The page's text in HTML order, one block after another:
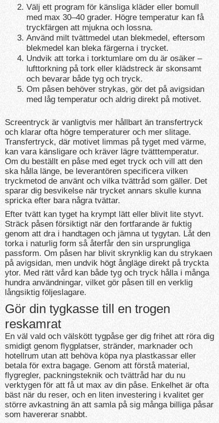
Välj ett program för känsliga kläder eller bomull
med max 30–40 grader. Högre temperatur kan få
tryckfärgen att mjukna och lossna.
Använd milt tvättmedel utan blekmedel, eftersom
blekmedel kan bleka färgerna i trycket.
Undvik att torka i torktumlare om du är osäker –
lufttorkning på tork eller klädstreck är skonsamt
och bevarar både tyg och tryck.
Om påsen behöver strykas, gör det på avigsidan
med låg temperatur och aldrig direkt på motivet.
Screentryck är vanligtvis mer hållbart än transfertryck
och klarar ofta högre temperaturer och mer slitage.
Transfertryck, där motivet limmas på tyget med värme,
kan vara känsligare och kräver lägre tvätttemperatur.
Om du beställt en påse med eget tryck och vill att den
ska hålla länge, be leverantören specificera vilken
tryckmetod de använt och vilka tvättråd som gäller. Det
sparar dig besvikelse när trycket annars skulle kunna
spricka efter bara några tvättar.
Efter tvätt kan tyget ha krympt lätt eller blivit lite styvt.
Sträck påsen försiktigt när den fortfarande är fuktig
genom att dra i handtagen och jämna ut tygytan. Låt den
torka i naturlig form så återfår den sin ursprungliga
passform. Om påsen har blivit skrynklig kan du strykaen
på avigsidan, men undvik högt ångläge direkt på tryckta
ytor. Med rätt vård kan både tyg och tryck hålla i många
hundra användningar, vilket gör påsen till en verklig
långsiktig följeslagare.
Gör din tygkasse till en trogen
reskamrat
En väl vald och välskött tygpåse ger dig frihet att röra dig
smidigt genom flygplatser, stränder, marknader och
hotellrum utan att behöva köpa nya plastkassar eller
betala för extra bagage. Genom att förstå material,
flygregler, packningsteknik och tvättråd har du nu
verktygen för att få ut max av din påse. Enkelhet är ofta
bäst när du reser, och en liten investering i kvalitet ger
större avkastning än att samla på sig många billiga påsar
som havererar snabbt.